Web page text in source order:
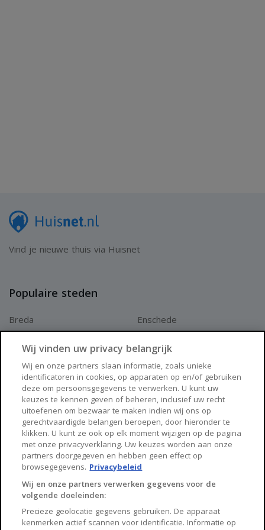
Vind je nieuwe thuis via Huisnet
Populaire steden
Breda
Arnhem
Enschede
Zwolle
Huisnet
Over Huisnet
Algemene voorwaarden
Privacybeleid
Contact
Sitemap
Wij vinden uw privacy belangrijk
Wij en onze partners slaan informatie, zoals unieke
identificatoren in cookies, op apparaten op en/of gebruiken
deze om persoonsgegevens te verwerken. U kunt uw
keuzes te kennen geven of beheren, inclusief uw recht
uitoefenen om bezwaar te maken indien wij ons op
gerechtvaardigde belangen beroepen, door hieronder te
klikken. U kunt ze ook op elk moment wijzigen op de pagina
met onze privacyverklaring. Uw keuzes worden aan onze
partners doorgegeven en hebben geen effect op
browsegegevens. Privacybeleid
Wij en onze partners verwerken gegevens voor de
volgende doeleinden:
Precieze geolocatie gegevens gebruiken. De apparaat
kenmerken actief scannen voor identificatie. Informatie op